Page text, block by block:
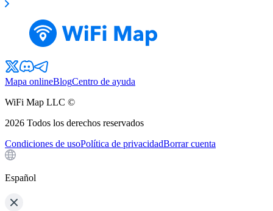
Mapa onlineBlogCentro de ayuda
WiFi Map LLC ©
2026 Todos los derechos reservados
Condiciones de usoPolítica de privacidadBorrar cuenta
Español